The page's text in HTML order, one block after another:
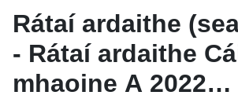
Rátaí ardaithe
- Rátaí ardaithe
mhaoine A 2022